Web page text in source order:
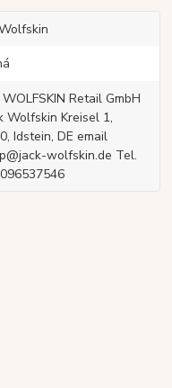
WOLFSKIN Retail GmbH
Wolfskin Kreisel 1,
Idstein, DE email
wolfskin.de Tel.